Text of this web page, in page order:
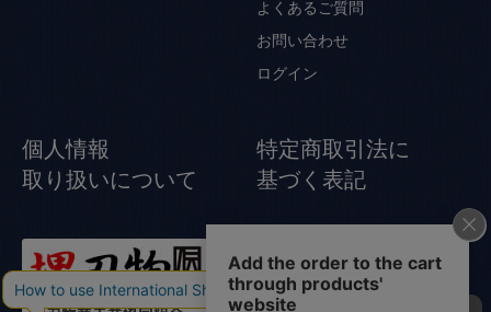
よくあるご質問
お問い合わせ
ログイン
個人情報
取り扱いについて
特定商取引法に
基づく表記